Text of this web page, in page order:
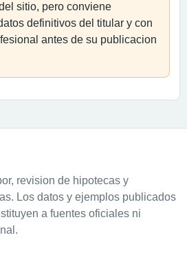
sitio, pero conviene
definitivos del titular y con
antes de su publicacion
revision de hipotecas y
Los datos y ejemplos publicados
a fuentes oficiales ni